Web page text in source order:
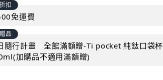
扣
免運費
品
隨行計畫｜全館滿額贈-Ti pocket 純鈦口袋杯
加購品不適用滿額贈)